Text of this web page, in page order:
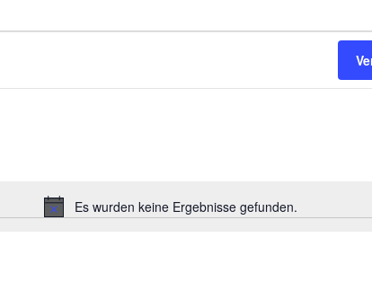
Hinweis
Es wurden keine Ergebnisse gefunden.